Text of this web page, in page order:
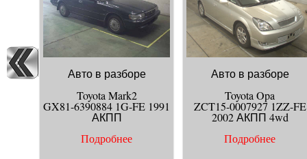
Авто в разборе
Toyota Mark2
GX81-6390884 1G-FE 1991
АКПП
Подробнее
Авто в разборе
Toyota Opa
ZCT15-0007927 1ZZ-FE
2002 АКПП 4wd
Подробнее